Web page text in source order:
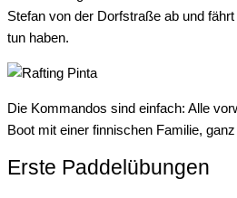
Stefan von der Dorfstraße ab und
tun haben.
Die Kommandos sind einfach: Alle
Boot mit einer finnischen Familie,
Erste Paddelübungen